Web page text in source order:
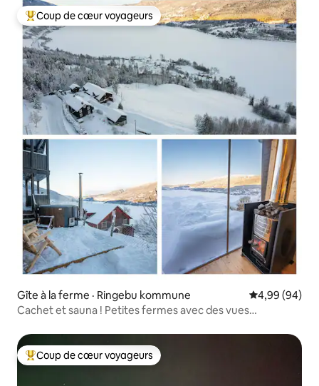
Coup de cœur voyageurs parmi les plus aimés
Coup de cœur voyageurs
Gîte à la ferme · Ringebu kommune Note
4,99 (94)
Cachet et sauna ! Petites fermes avec des vues
Coup de cœur voyageurs parmi les plus aimés
Coup de cœur voyageurs